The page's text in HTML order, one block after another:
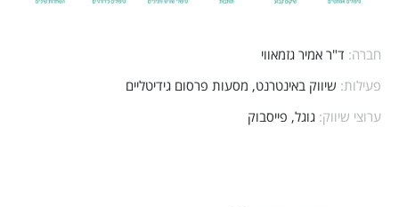
חברה: ד"ר אמיר גזמאווי
פעילות: שיווק באינטרנט, מסעות פרסום גידיטליים
ערוצי שיווק: גוגל, פייסבוק